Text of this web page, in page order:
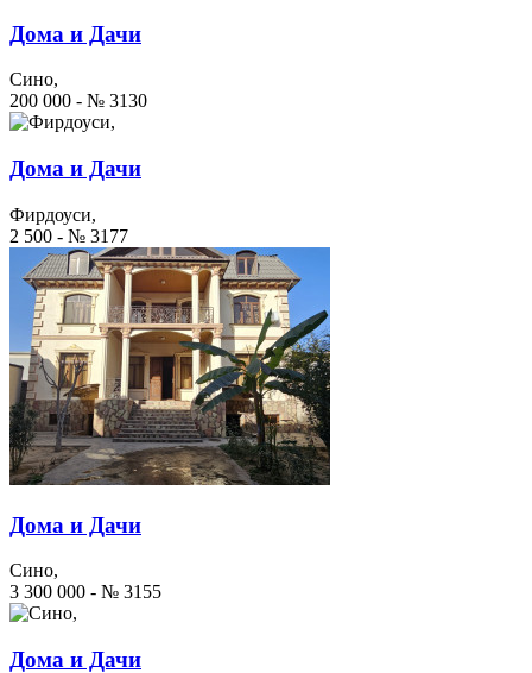
Дома и Дачи
Сино,
200 000 - № 3130
Дома и Дачи
Фирдоуси,
2 500 - № 3177
Дома и Дачи
Сино,
3 300 000 - № 3155
Дома и Дачи